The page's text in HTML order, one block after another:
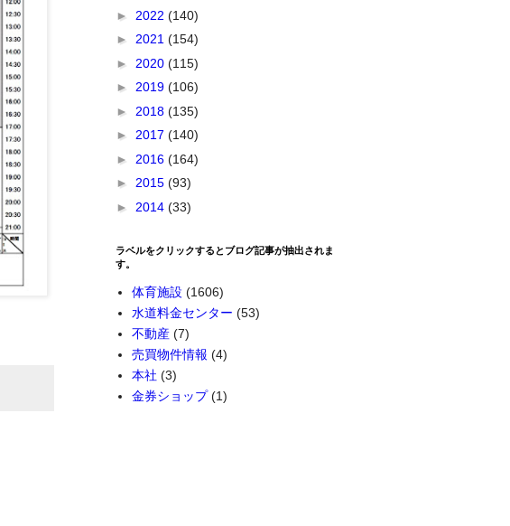
► 2022 (140)
► 2021 (154)
► 2020 (115)
► 2019 (106)
► 2018 (135)
► 2017 (140)
► 2016 (164)
► 2015 (93)
► 2014 (33)
ラベルをクリックするとブログ記事が抽出されま
す。
体育施設 (1606)
水道料金センター (53)
不動産 (7)
売買物件情報 (4)
本社 (3)
金券ショップ (1)